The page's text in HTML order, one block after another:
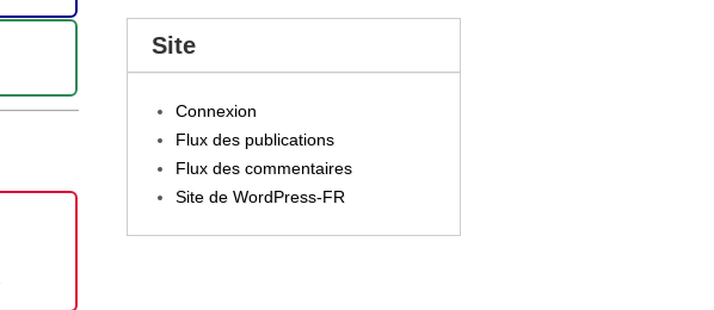
Site
Connexion
Flux des publications
Flux des commentaires
Site de WordPress-FR